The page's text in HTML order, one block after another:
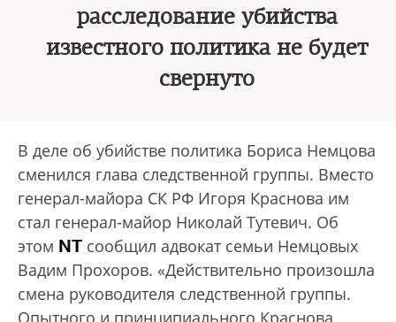
расследование убийства
известного политика не будет
свернуто
В деле об убийстве политика Бориса Немцова
сменился глава следственной группы. Вместо
генерал-майора СК РФ Игоря Краснова им
стал генерал-майор Николай Тутевич. Об
этом NT сообщил адвокат семьи Немцовых
Вадим Прохоров. «Действительно произошла
смена руководителя следственной группы.
Опытного и принципиального Краснова